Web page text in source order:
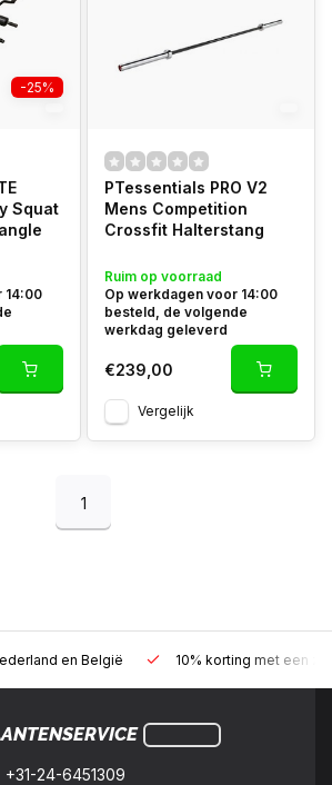
-25%
Squat
14:00
PTessentials PRO V2
Mens Competition
Crossfit Halterstang
Ruim op voorraad
Op werkdagen voor 14:00
besteld, de volgende
werkdag geleverd
€239,00
Vergelijk
1
en België 10% korting met een
+31-24-6451309